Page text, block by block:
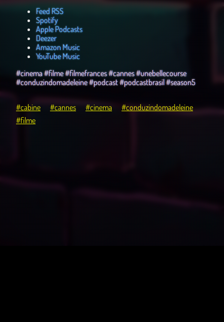
⁠⁠⁠⁠⁠⁠⁠⁠⁠⁠⁠⁠⁠⁠Feed RSS⁠⁠⁠⁠⁠⁠⁠⁠⁠⁠⁠⁠⁠⁠
⁠⁠⁠⁠⁠⁠⁠⁠⁠⁠⁠⁠⁠⁠Spotify⁠⁠⁠⁠⁠⁠⁠⁠⁠⁠⁠⁠⁠⁠
⁠⁠⁠⁠⁠⁠⁠⁠⁠⁠⁠⁠⁠⁠Apple Podcasts⁠⁠⁠⁠⁠⁠⁠⁠⁠⁠⁠⁠⁠⁠
⁠⁠⁠⁠⁠⁠⁠⁠⁠⁠⁠⁠⁠⁠Deezer⁠⁠⁠⁠⁠⁠⁠⁠⁠⁠⁠⁠⁠⁠
⁠⁠⁠⁠⁠⁠⁠⁠⁠⁠⁠⁠⁠⁠Amazon Music⁠⁠⁠⁠⁠⁠⁠⁠⁠⁠⁠⁠⁠⁠
⁠⁠⁠⁠⁠⁠⁠YouTube Music⁠⁠⁠⁠⁠⁠⁠
#cinema #filme #filmefrances #cannes #unebellecourse
#conduzindomadeleine #podcast #podcastbrasil #season5
#cabine #cannes #cinema
#conduzindomadeleine
#filme